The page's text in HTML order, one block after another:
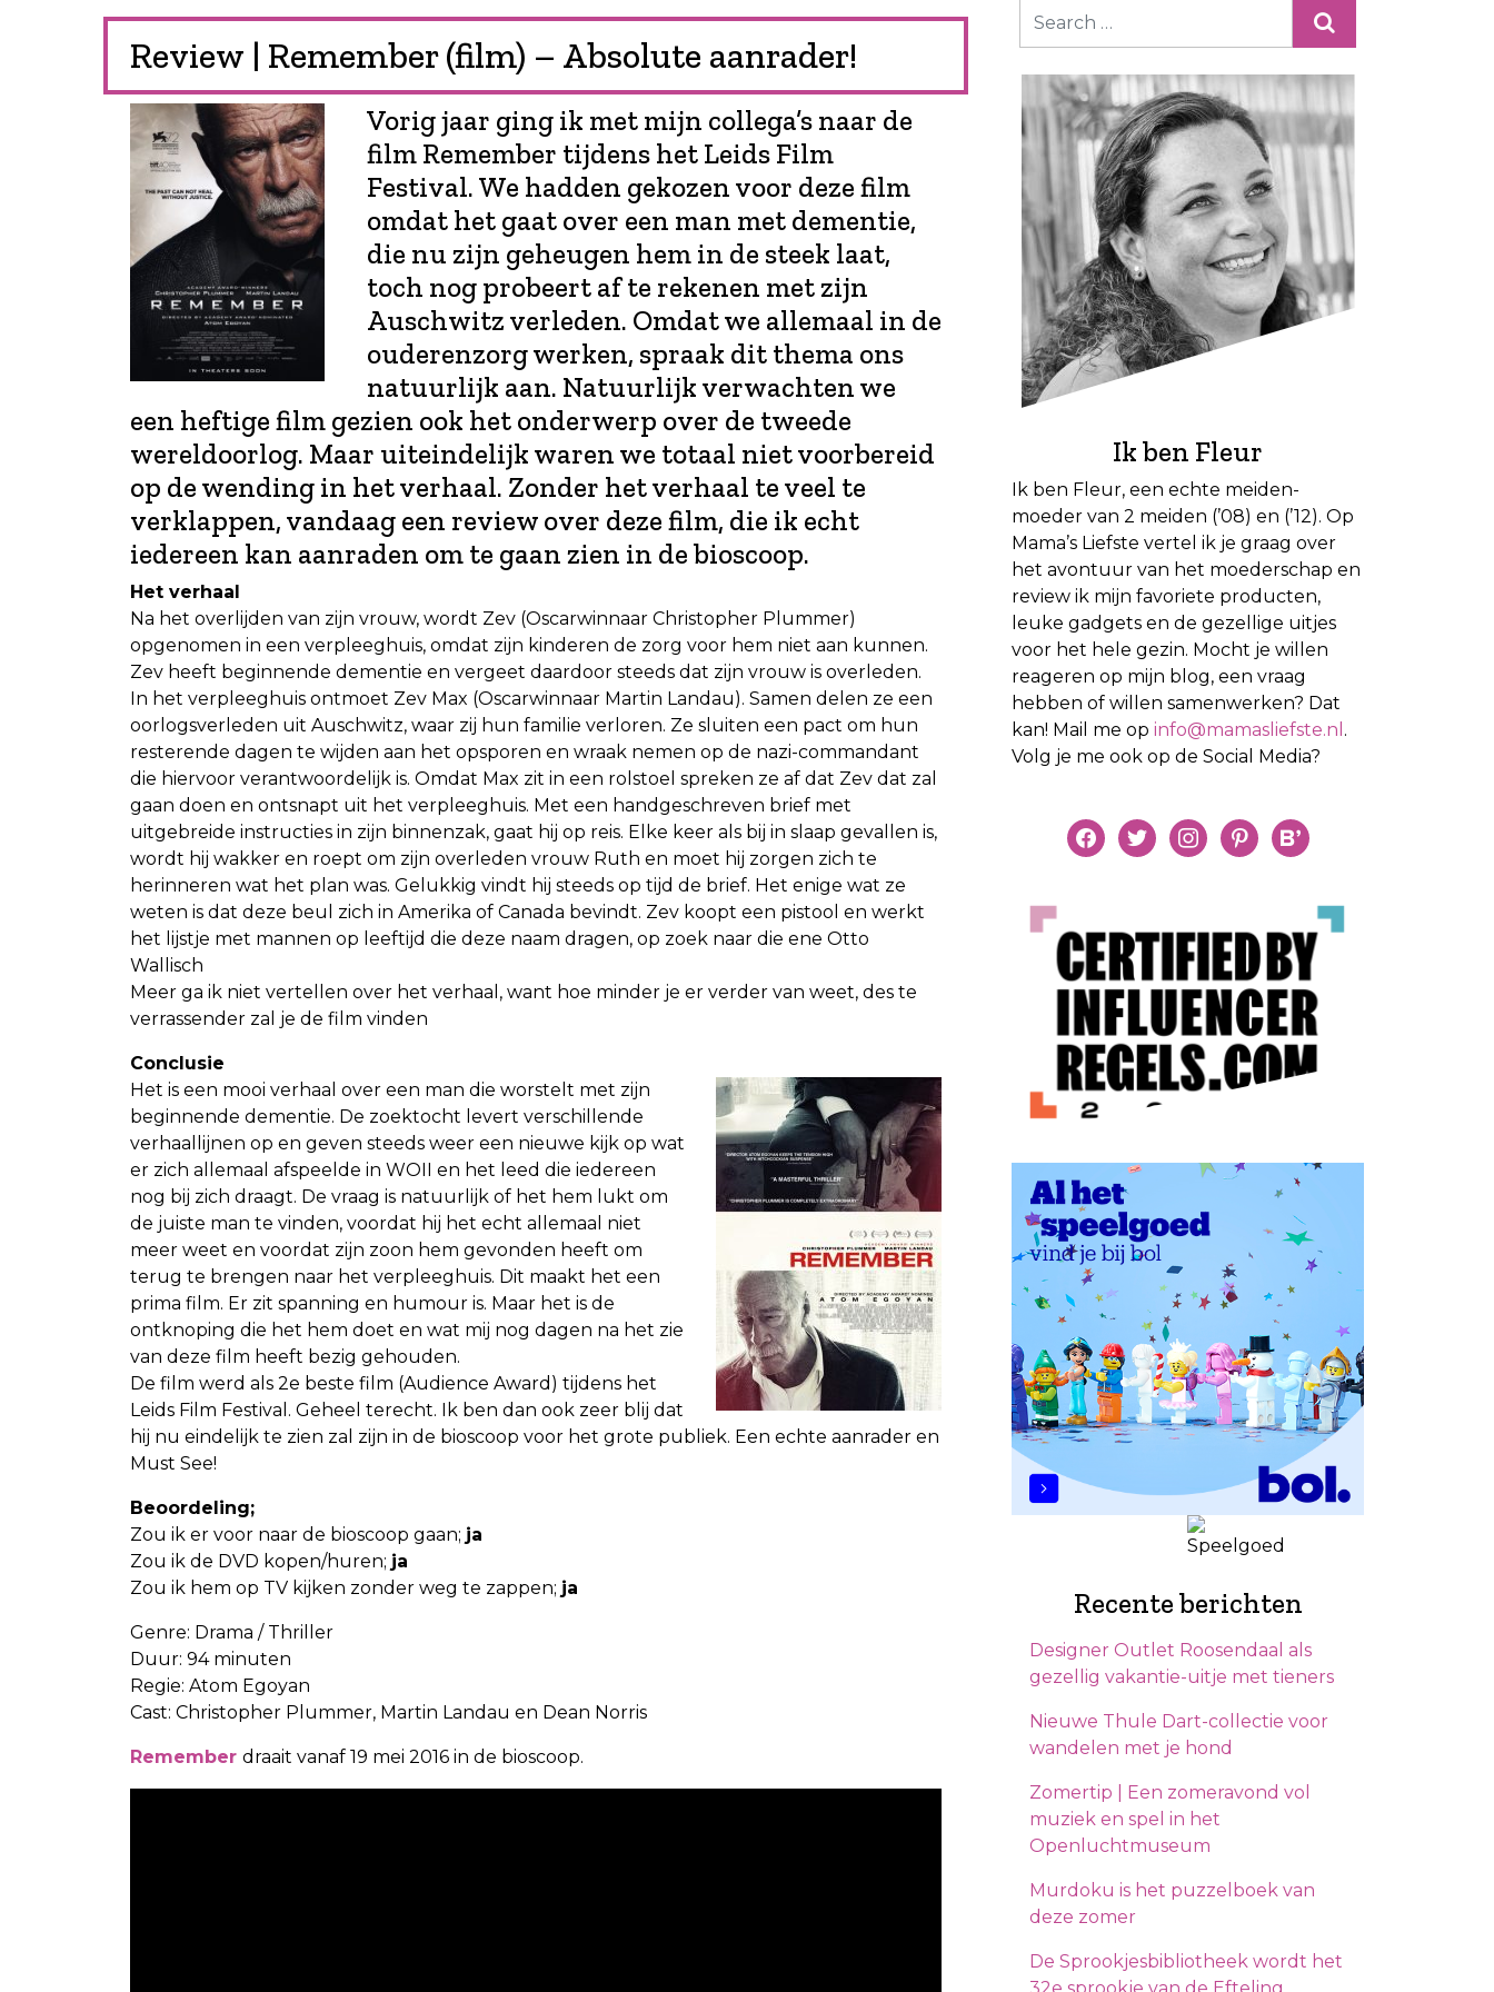
Review | Remember (film) – Absolute aanrader!
Vorig jaar ging ik met mijn collega’s naar de
film Remember tijdens het Leids Film
Festival. We hadden gekozen voor deze film
omdat het gaat over een man met dementie,
die nu zijn geheugen hem in de steek laat,
toch nog probeert af te rekenen met zijn
Auschwitz verleden. Omdat we allemaal in de
ouderenzorg werken, spraak dit thema ons
natuurlijk aan. Natuurlijk verwachten we
een heftige film gezien ook het onderwerp over de tweede
wereldoorlog. Maar uiteindelijk waren we totaal niet voorbereid
op de wending in het verhaal. Zonder het verhaal te veel te
verklappen, vandaag een review over deze film, die ik echt
iedereen kan aanraden om te gaan zien in de bioscoop.
Het verhaal
Na het overlijden van zijn vrouw, wordt Zev (Oscarwinnaar Christopher Plummer)
opgenomen in een verpleeghuis, omdat zijn kinderen de zorg voor hem niet aan kunnen.
Zev heeft beginnende dementie en vergeet daardoor steeds dat zijn vrouw is overleden.
In het verpleeghuis ontmoet Zev Max (Oscarwinnaar Martin Landau). Samen delen ze een
oorlogsverleden uit Auschwitz, waar zij hun familie verloren. Ze sluiten een pact om hun
resterende dagen te wijden aan het opsporen en wraak nemen op de nazi-commandant
die hiervoor verantwoordelijk is. Omdat Max zit in een rolstoel spreken ze af dat Zev dat zal
gaan doen en ontsnapt uit het verpleeghuis. Met een handgeschreven brief met
uitgebreide instructies in zijn binnenzak, gaat hij op reis. Elke keer als bij in slaap gevallen is,
wordt hij wakker en roept om zijn overleden vrouw Ruth en moet hij zorgen zich te
herinneren wat het plan was. Gelukkig vindt hij steeds op tijd de brief. Het enige wat ze
weten is dat deze beul zich in Amerika of Canada bevindt. Zev koopt een pistool en werkt
het lijstje met mannen op leeftijd die deze naam dragen, op zoek naar die ene Otto
Wallisch
Meer ga ik niet vertellen over het verhaal, want hoe minder je er verder van weet, des te
verrassender zal je de film vinden
Conclusie
Het is een mooi verhaal over een man die worstelt met zijn
beginnende dementie. De zoektocht levert verschillende
verhaallijnen op en geven steeds weer een nieuwe kijk op wat
er zich allemaal afspeelde in WOII en het leed die iedereen
nog bij zich draagt. De vraag is natuurlijk of het hem lukt om
de juiste man te vinden, voordat hij het echt allemaal niet
meer weet en voordat zijn zoon hem gevonden heeft om
terug te brengen naar het verpleeghuis. Dit maakt het een
prima film. Er zit spanning en humour is. Maar het is de
ontknoping die het hem doet en wat mij nog dagen na het zie
van deze film heeft bezig gehouden.
De film werd als 2e beste film (Audience Award) tijdens het
Leids Film Festival. Geheel terecht. Ik ben dan ook zeer blij dat
hij nu eindelijk te zien zal zijn in de bioscoop voor het grote publiek. Een echte aanrader en
Must See!
Beoordeling;
Zou ik er voor naar de bioscoop gaan; ja
Zou ik de DVD kopen/huren; ja
Zou ik hem op TV kijken zonder weg te zappen; ja
Genre: Drama / Thriller
Duur: 94 minuten
Regie: Atom Egoyan
Cast: Christopher Plummer, Martin Landau en Dean Norris
Remember draait vanaf 19 mei 2016 in de bioscoop.
Ik ben Fleur
Ik ben Fleur, een echte meiden-
moeder van 2 meiden (’08) en (’12). Op
Mama’s Liefste vertel ik je graag over
het avontuur van het moederschap en
review ik mijn favoriete producten,
leuke gadgets en de gezellige uitjes
voor het hele gezin. Mocht je willen
reageren op mijn blog, een vraag
hebben of willen samenwerken? Dat
kan! Mail me op info@mamasliefste.nl .
Volg je me ook op de Social Media?
facebooktwitterinstagrampinterestbloglovin
Recente berichten
Designer Outlet Roosendaal als
gezellig vakantie-uitje met tieners
Nieuwe Thule Dart-collectie voor
wandelen met je hond
Zomertip | Een zomeravond vol
muziek en spel in het
Openluchtmuseum
Murdoku is het puzzelboek van
deze zomer
De Sprookjesbibliotheek wordt het